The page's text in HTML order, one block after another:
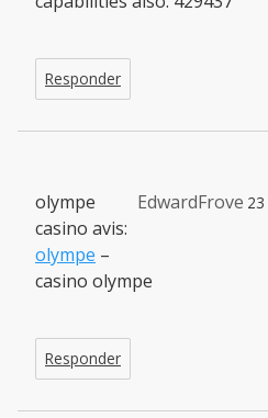
Responder
EdwardFrove
olympe
casino avis:
olympe –
casino olympe
Responder